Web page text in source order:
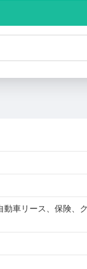
車リース、保険、